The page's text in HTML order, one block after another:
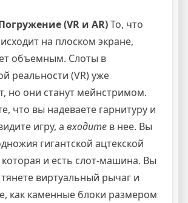
(VR и AR)То, что
на плоском экране,
объемным. Слоты в
реальности (VR) уже
но они станут мейнстримом.
что вы надеваете гарнитуру и
игру, а входите в нее. Вы
гигантской ацтекской
и есть слот-машина. Вы
виртуальный рычаг и
как каменные блоки размером